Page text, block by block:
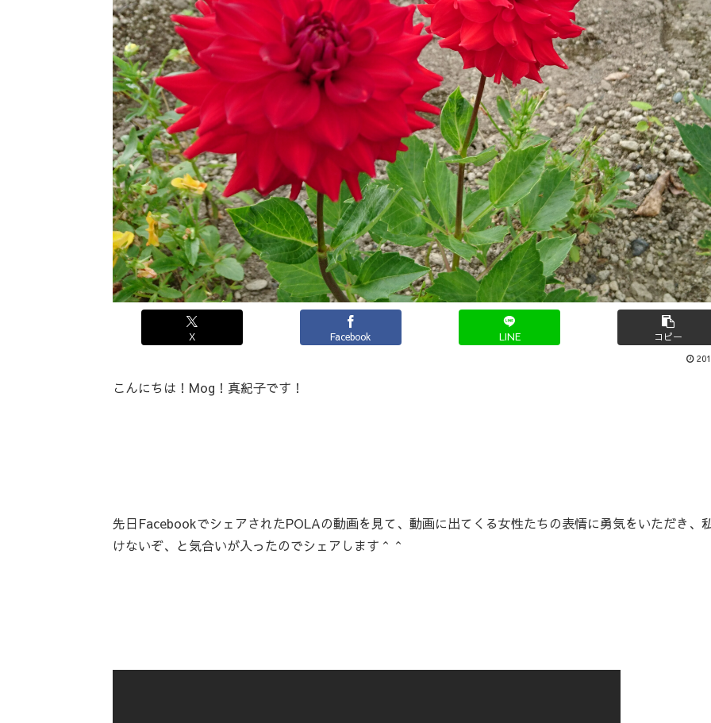
X Facebook LINE コピー
こんにちは！Mog！真紀子です！
先日FacebookでシェアされたPOLAの動画を見て、動画に出てくる女性たちの表情に勇気をいただき、
けないぞ、と気合いが入ったのでシェアします＾＾